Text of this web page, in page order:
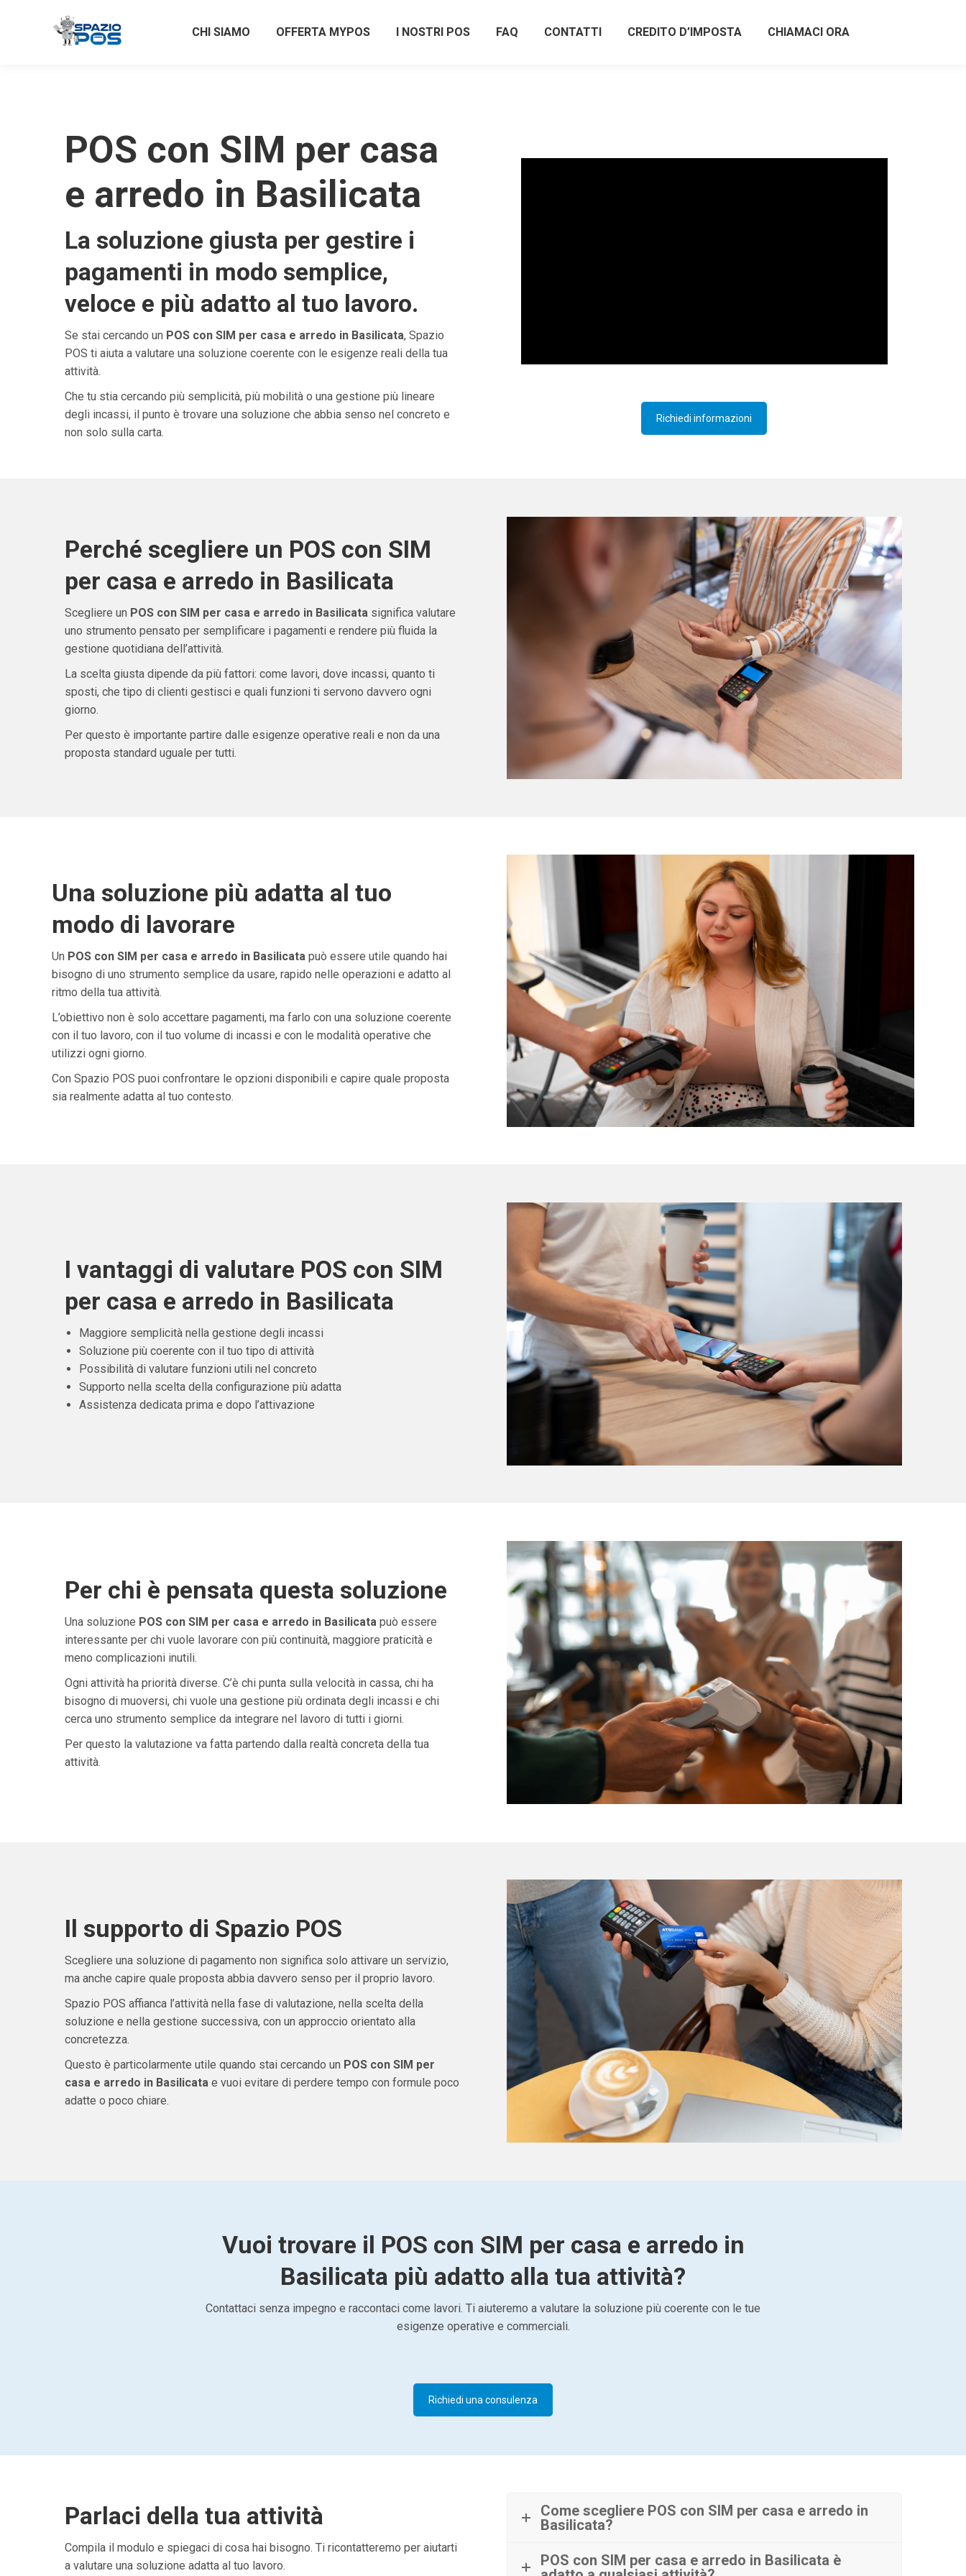
CHI SIAMO OFFERTA MYPOS I NOSTRI POS FAQ CONTATTI CREDITO D’IMPOSTA CHIAMACI ORA
POS con SIM per casa
e arredo in Basilicata
La soluzione giusta per gestire i
pagamenti in modo semplice,
veloce e più adatto al tuo lavoro.
Se stai cercando un POS con SIM per casa e arredo in Basilicata, Spazio
POS ti aiuta a valutare una soluzione coerente con le esigenze reali della tua
attività.
Che tu stia cercando più semplicità, più mobilità o una gestione più lineare
degli incassi, il punto è trovare una soluzione che abbia senso nel concreto e
non solo sulla carta.
Richiedi informazioni
Perché scegliere un POS con SIM
per casa e arredo in Basilicata
Scegliere un POS con SIM per casa e arredo in Basilicatasignifica valutare
uno strumento pensato per semplificare i pagamenti e rendere più fluida la
gestione quotidiana dell’attività.
La scelta giusta dipende da più fattori: come lavori, dove incassi, quanto ti
sposti, che tipo di clienti gestisci e quali funzioni ti servono davvero ogni
giorno.
Per questo è importante partire dalle esigenze operative reali e non da una
proposta standard uguale per tutti.
Una soluzione più adatta al tuo
modo di lavorare
Un POS con SIM per casa e arredo in Basilicata può essere utile quando hai
bisogno di uno strumento semplice da usare, rapido nelle operazioni e adatto al
ritmo della tua attività.
L’obiettivo non è solo accettare pagamenti, ma farlo con una soluzione coerente
con il tuo lavoro, con il tuo volume di incassi e con le modalità operative che
utilizzi ogni giorno.
Con Spazio POS puoi confrontare le opzioni disponibili e capire quale proposta
sia realmente adatta al tuo contesto.
I vantaggi di valutare POS con SIM
per casa e arredo in Basilicata
Maggiore semplicità nella gestione degli incassi
Soluzione più coerente con il tuo tipo di attività
Possibilità di valutare funzioni utili nel concreto
Supporto nella scelta della configurazione più adatta
Assistenza dedicata prima e dopo l’attivazione
Per chi è pensata questa soluzione
Una soluzione POS con SIM per casa e arredo in Basilicatapuò essere
interessante per chi vuole lavorare con più continuità, maggiore praticità e
meno complicazioni inutili.
Ogni attività ha priorità diverse. C’è chi punta sulla velocità in cassa, chi ha
bisogno di muoversi, chi vuole una gestione più ordinata degli incassi e chi
cerca uno strumento semplice da integrare nel lavoro di tutti i giorni.
Per questo la valutazione va fatta partendo dalla realtà concreta della tua
attività.
Il supporto di Spazio POS
Scegliere una soluzione di pagamento non significa solo attivare un servizio,
ma anche capire quale proposta abbia davvero senso per il proprio lavoro.
Spazio POS affianca l’attività nella fase di valutazione, nella scelta della
soluzione e nella gestione successiva, con un approccio orientato alla
concretezza.
Questo è particolarmente utile quando stai cercando un POS con SIM per
casa e arredo in Basilicatae vuoi evitare di perdere tempo con formule poco
adatte o poco chiare.
Vuoi trovare il POS con SIM per casa e arredo in
Basilicata più adatto alla tua attività?
Contattaci senza impegno e raccontaci come lavori. Ti aiuteremo a valutare la soluzione più coerente con le tue
esigenze operative e commerciali.
Richiedi una consulenza
Parlaci della tua attività
Compila il modulo e spiegaci di cosa hai bisogno. Ti ricontatteremo per aiutarti
a valutare una soluzione adatta al tuo lavoro.
Come scegliere POS con SIM per casa e arredo in
Basilicata?
POS con SIM per casa e arredo in Basilicata è